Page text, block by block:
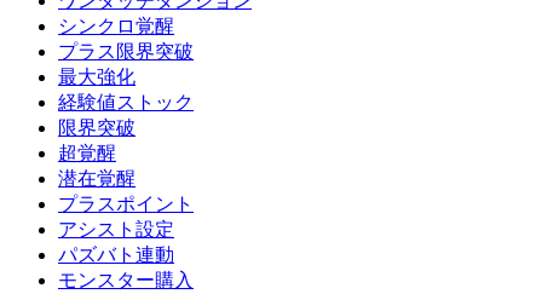
シンクロ覚醒
プラス限界突破
最大強化
経験値ストック
限界突破
超覚醒
潜在覚醒
プラスポイント
アシスト設定
パズバト連動
モンスター購入